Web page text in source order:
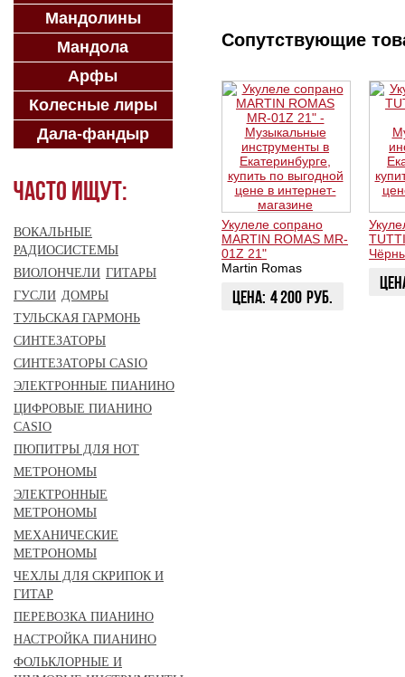
Сопутствующие
Укулеле сопрано
MARTIN ROMAS MR-
01Z 21"
Martin Romas
Цена: 4 200 руб.
Мандолины
Мандола
Арфы
Колесные лиры
Дала-фандыр
Часто ищут:
ВОКАЛЬНЫЕ
РАДИОСИСТЕМЫ
ВИОЛОНЧЕЛИ ГИТАРЫ
ГУСЛИ ДОМРЫ
ТУЛЬСКАЯ ГАРМОНЬ
СИНТЕЗАТОРЫ
СИНТЕЗАТОРЫ CASIO
ЭЛЕКТРОННЫЕ ПИАНИНО
ЦИФРОВЫЕ ПИАНИНО
CASIO
ПЮПИТРЫ ДЛЯ НОТ
МЕТРОНОМЫ
ЭЛЕКТРОННЫЕ
МЕТРОНОМЫ
МЕХАНИЧЕСКИЕ
МЕТРОНОМЫ
ЧЕХЛЫ ДЛЯ СКРИПОК И
ГИТАР
ПЕРЕВОЗКА ПИАНИНО
НАСТРОЙКА ПИАНИНО
ФОЛЬКЛОРНЫЕ И